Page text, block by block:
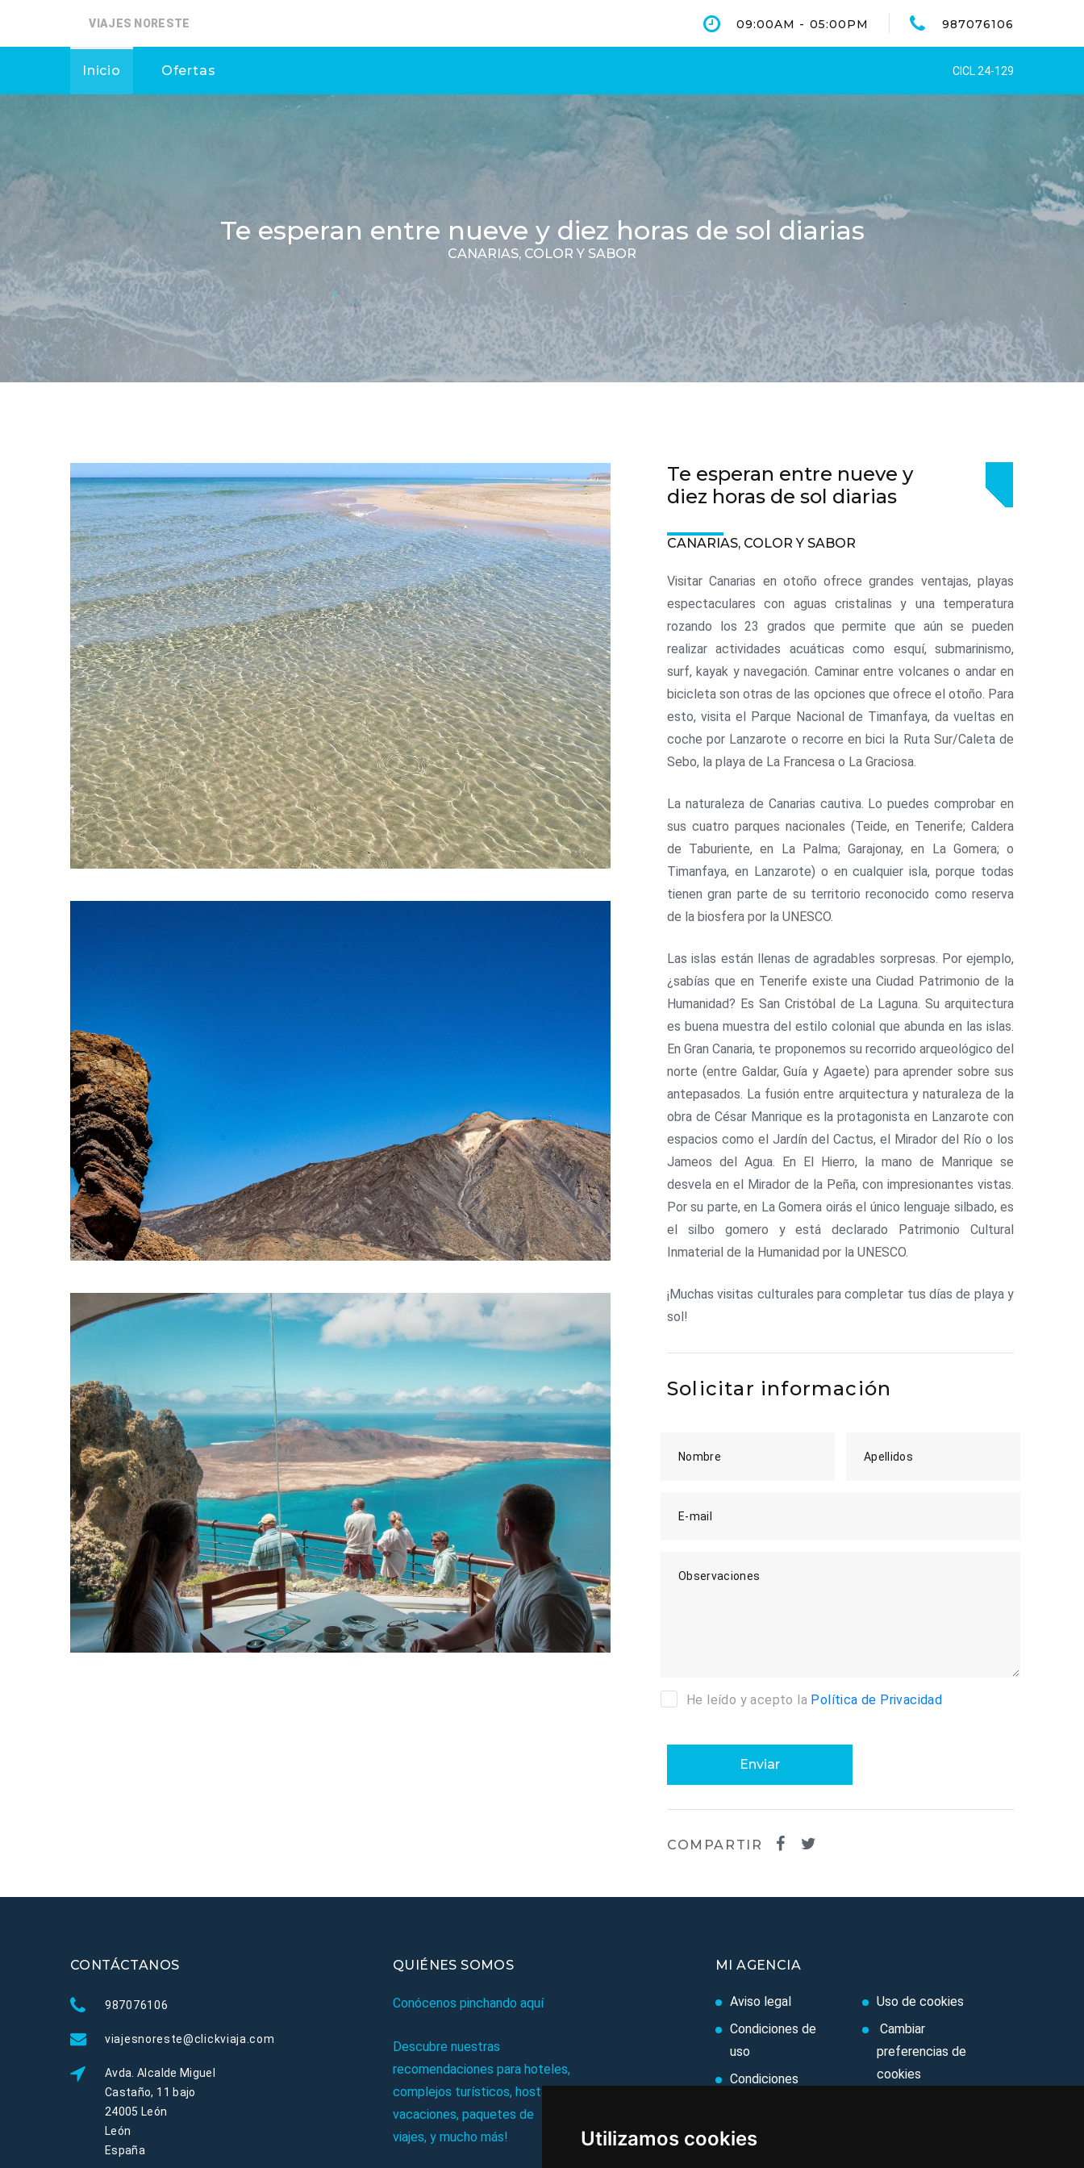
Utilizamos cookies
VIAJES NORESTE 09:00AM - 05:00PM 987076106
CICL 24-129
Inicio Ofertas
Te esperan entre nueve y diez horas de sol diarias
CANARIAS, COLOR Y SABOR
Te esperan entre nueve y
diez horas de sol diarias
CANARIAS, COLOR Y SABOR
Visitar Canarias en otoño ofrece grandes ventajas, playas
espectaculares con aguas cristalinas y una temperatura
rozando los 23 grados que permite que aún se pueden
realizar actividades acuáticas como esquí, submarinismo,
surf, kayak y navegación. Caminar entre volcanes o andar en
bicicleta son otras de las opciones que ofrece el otoño. Para
esto, visita el Parque Nacional de Timanfaya, da vueltas en
coche por Lanzarote o recorre en bici la Ruta Sur/Caleta de
Sebo, la playa de La Francesa o La Graciosa.
La naturaleza de Canarias cautiva. Lo puedes comprobar en
sus cuatro parques nacionales (Teide, en Tenerife; Caldera
de Taburiente, en La Palma; Garajonay, en La Gomera; o
Timanfaya, en Lanzarote) o en cualquier isla, porque todas
tienen gran parte de su territorio reconocido como reserva
de la biosfera por la UNESCO.
Las islas están llenas de agradables sorpresas. Por ejemplo,
¿sabías que en Tenerife existe una Ciudad Patrimonio de la
Humanidad? Es San Cristóbal de La Laguna. Su arquitectura
es buena muestra del estilo colonial que abunda en las islas.
En Gran Canaria, te proponemos su recorrido arqueológico del
norte (entre Galdar, Guía y Agaete) para aprender sobre sus
antepasados. La fusión entre arquitectura y naturaleza de la
obra de César Manrique es la protagonista en Lanzarote con
espacios como el Jardín del Cactus, el Mirador del Río o los
Jameos del Agua. En El Hierro, la mano de Manrique se
desvela en el Mirador de la Peña, con impresionantes vistas.
Por su parte, en La Gomera oirás el único lenguaje silbado, es
el silbo gomero y está declarado Patrimonio Cultural
Inmaterial de la Humanidad por la UNESCO.
¡Muchas visitas culturales para completar tus días de playa y
sol!
Solicitar información
Nombre Apellidos
E-mail
Observaciones
He leído y acepto la Política de Privacidad
Enviar
COMPARTIR
CONTÁCTANOS
987076106
viajesnoreste@clickviaja.com
Avda. Alcalde Miguel
Castaño, 11 bajo
24005 León
León
España
QUIÉNES SOMOS
Conócenos pinchando aquí
Descubre nuestras
recomendaciones para hoteles,
complejos turísticos, hostales,
vacaciones, paquetes de
viajes, y mucho más!
MI AGENCIA
Aviso legal
Condiciones de
uso
Condiciones
Ley de Viajes
Combinados
Uso de cookies
Cambiar
preferencias de
cookies